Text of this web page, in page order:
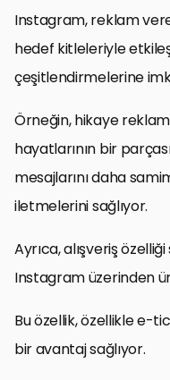
Instagram, reklam
hedef kitleleriyle
çeşitlendirmelerine
Örneğin, hikaye
hayatlarının bir
mesajlarını daha
iletmelerini sağlıyor.
Ayrıca, alışveriş
Instagram üzerinden
Bu özellik, özellikle e-
bir avantaj sağlıyor.